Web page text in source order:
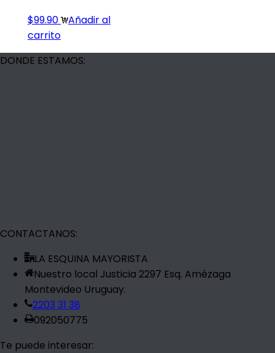
$99.90
Añadir al
carrito
DONDE ESTAMOS:
CONTACTANOS:
LA ESQUINA MAYORISTA
Nuestro local Justicia 2297 Esq. Amézaga
Montevideo Uruguay.
2203 31 38
092050775
Te puede interesar: